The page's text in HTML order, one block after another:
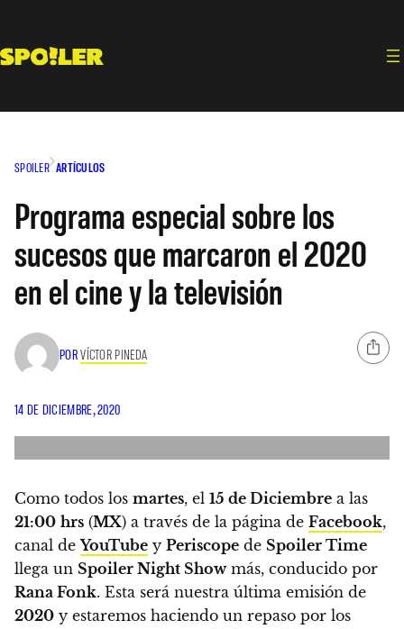
contenido
SPOILER ARTÍCULOS
Programa especial sobre los
sucesos que marcaron el 2020
en el cine y la televisión
PORVÍCTOR PINEDA
14 DE DICIEMBRE, 2020
Como todos los martes, el 15 de Diciembre a las
21:00 hrs (MX) a través de la página de Facebook,
canal deYouTube y Periscope de Spoiler Time
llega un Spoiler Night Showmás, conducido por
Rana Fonk. Esta será nuestra última emisión de
2020 y estaremos haciendo un repaso por los